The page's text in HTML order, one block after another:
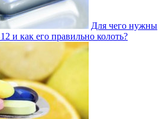
Для чего нужны
и как его правильно колоть?